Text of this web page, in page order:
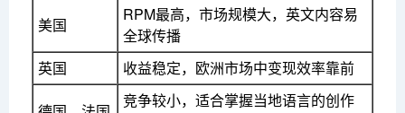
美国
RPM最高，市场规模大，英文内容易
全球传播
英国
收益稳定，欧洲市场中变现效率靠前
竞争较小，适合掌握当地语言的创作